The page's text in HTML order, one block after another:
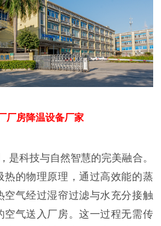
厂房降温设备厂家
，是科技与自然智慧的完美融合。
热的物理原理，通过高效能的蒸
空气经过湿帘过滤与水充分接触
空气送入厂房。这一过程无需传